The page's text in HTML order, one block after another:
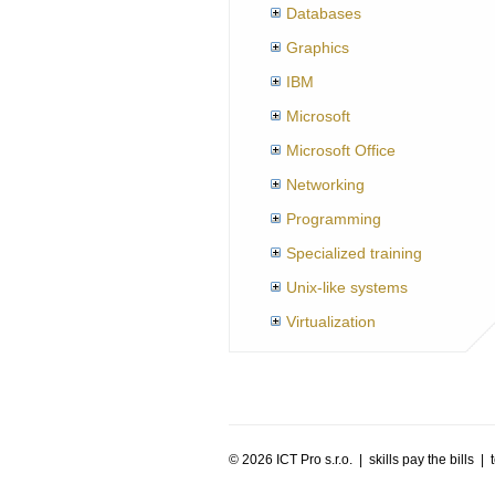
Databases
Graphics
IBM
Microsoft
Microsoft Office
Networking
Programming
Specialized training
Unix-like systems
Virtualization
© 2026 ICT Pro s.r.o. | skills pay the bills |